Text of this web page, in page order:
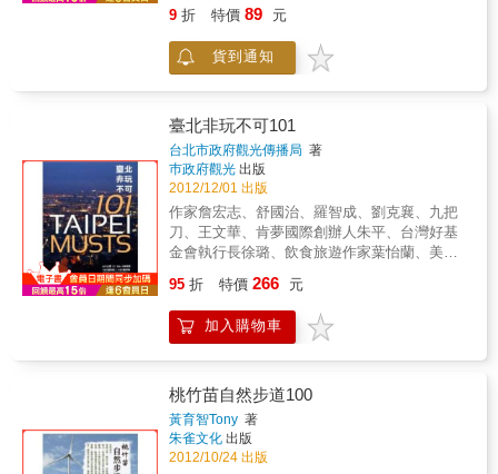
從中清楚知悉大台北，更能夠一目了然從中了
路，北起八德路三段南至信義路四段。以一般
人慣用的空間語彙來說，城東創意街區是台北
的「東區」加上「信義計劃區」。我們常以商
心在信義路上正式啟用，逐步讓信義計劃區成
為台灣開拓國際經貿版圖的主舞台；1987年太
平洋崇光百貨公司在忠孝東路上開幕，見證當
時東區商圈勢力的興起。大馬路上一棟棟雄偉
的建築在地表上崛起，象徵著城市生活水準與
競爭力的提昇。長久以來，這種「大馬路」思
維左右著我們對城市進步的看法。所以，大馬
路旁興建的商辦大樓、金融中心、購物中心、
國際旅館、豪宅、捷運等，都被視為是城市發
讓我們注意到，城市可以有不同的發展路徑。
現在當人們想要充分體驗城市的生命力，請一
定要離開捷運路線，走進「小巷弄」之中。穿
梭在一家家個性店家之間，人們將會看到城市
豐富的表情，而對城市的風情萬種迷戀不已。
對於成熟的創意城市而言，進步的指標則是：
在街道上，有多少令人驚艷的店家櫥窗設計、
空間風格、露天用餐區、庭園綠地等城市魅力
9 折 特價 89 元
貨到通知
臺北非玩不可101
台北市政府觀光傳播局 著
巿政府觀光 出版
2012/12/01 出版
作家詹宏志、舒國治、羅智成、劉克襄、九把
刀、王文華、肯夢國際創辦人朱平、台灣好基
金會執行長徐璐、飲食旅遊作家葉怡蘭、美食
部落客工頭堅、旅遊節目主持人瀨上剛、
Janet、導演蕭雅全、陳駿霖……。臺北的精
彩，他們最知道有些人用文學的眼光欣賞臺
北，臺北的一草一木、一磚一瓦，在他們眼中
都是如此迷人，聆聽他們的故事，讓我們看見
臺北最美的風景！本書收錄6大主題與10+1條主
題遊程，101個亮點X 101種想像，感受臺北的
95 折 特價 266 元
加入購物車
桃竹苗自然步道100
黃育智Tony 著
朱雀文化 出版
2012/10/24 出版